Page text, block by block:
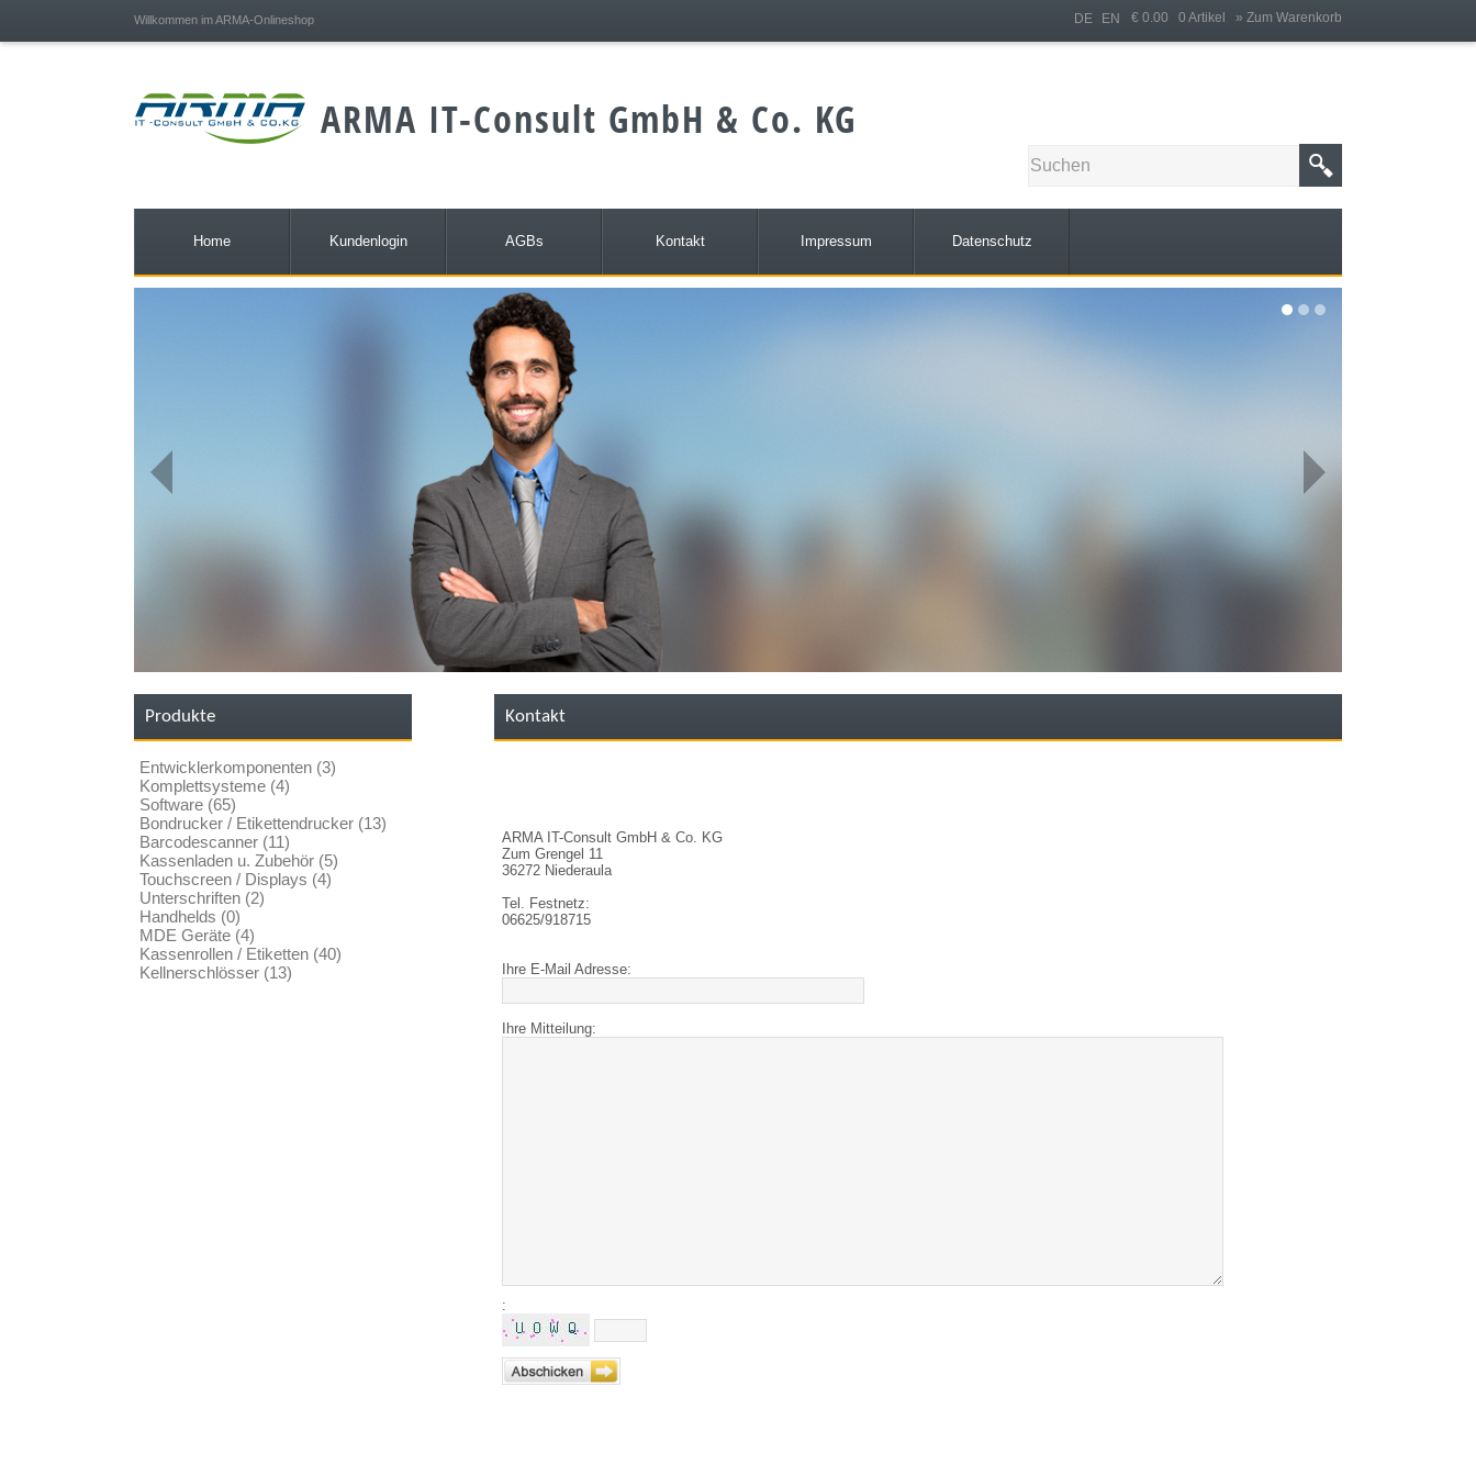
Willkommen im ARMA-Onlineshop € 0.00 0 Artikel » Zum Warenkorb
DE EN
ARMA IT-Consult GmbH & Co. KG
Home Kundenlogin AGBs Kontakt Impressum Datenschutz
Produkte
Entwicklerkomponenten (3)
Komplettsysteme (4)
Software (65)
Bondrucker / Etikettendrucker (13)
Barcodescanner (11)
Kassenladen u. Zubehör (5)
Touchscreen / Displays (4)
Unterschriften (2)
Handhelds (0)
MDE Geräte (4)
Kassenrollen / Etiketten (40)
Kellnerschlösser (13)
Kontakt
ARMA IT-Consult GmbH & Co. KG
Zum Grengel 11
36272 Niederaula
Tel. Festnetz:
06625/918715
Ihre E-Mail Adresse:
Ihre Mitteilung:
: